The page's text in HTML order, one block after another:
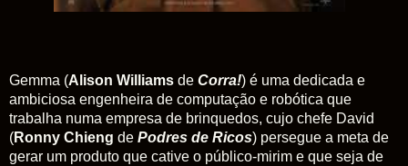
Gemma (Alison Williams de Corra!) é uma dedicada e
ambiciosa engenheira de computação e robótica que
trabalha numa empresa de brinquedos, cujo chefe David
(Ronny Chieng de Podres de Ricos) persegue a meta de
gerar um produto que cative o público-mirim e que seja de